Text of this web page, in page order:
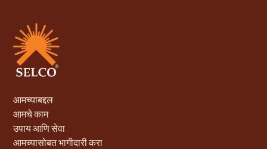
आमच्याबद्दल
आमचे काम
उपाय आणि सेवा
आमच्यासोबत भागीदारी करा